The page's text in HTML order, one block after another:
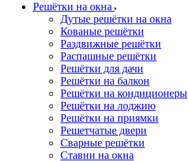
Решётки на окна
Дутые решётки на окна
Кованые решётки
Раздвижные решётки
Распашные решётки
Решётки для дачи
Решётки на балкон
Решётки на кондиционеры
Решётки на лоджию
Решётки на приямки
Решетчатые двери
Сварные решётки
Ставни на окна